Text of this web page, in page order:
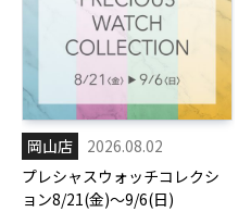
岡山店
2026.08.02
プレシャスウォッチコレクシ
ョン8/21(金)～9/6(日)